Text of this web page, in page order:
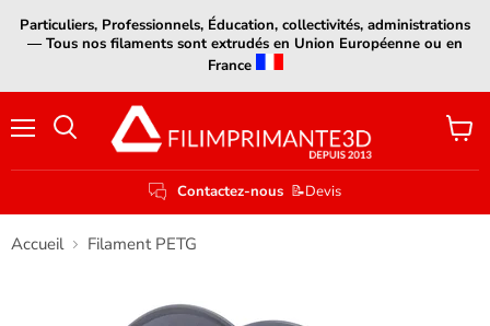
Particuliers, Professionnels, Éducation, collectivités, administrations
— Tous nos filaments sont extrudés en Union Européenne ou en
France
Contactez-nous 📝Devis
Voir
le
Accueil Filament PETG